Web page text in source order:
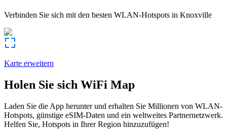
Verbinden Sie sich mit den besten WLAN-Hotspots in Knoxville
Karte erweitern
Holen Sie sich WiFi Map
Laden Sie die App herunter und erhalten Sie Millionen von WLAN-
Hotspots, günstige eSIM-Daten und ein weltweites Partnernetzwerk.
Helfen Sie, Hotspots in Ihrer Region hinzuzufügen!